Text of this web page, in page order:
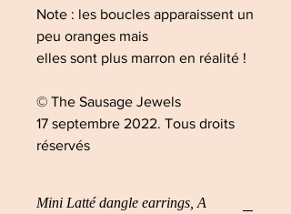
Note : les boucles apparaissent un
peu oranges mais
elles sont plus marron en réalité !
© The Sausage Jewels
17 septembre 2022. Tous droits
réservés
Mini Latté dangle earrings, A